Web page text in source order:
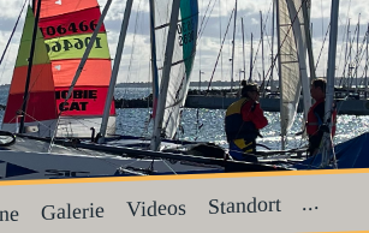
Galerie Videos Standort ...